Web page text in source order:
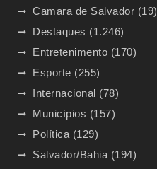
Camara de Salvador (19)
Destaques (1.246)
Entretenimento (170)
Esporte (255)
Internacional (78)
Municípios (157)
Política(129)
Salvador/Bahia(194)